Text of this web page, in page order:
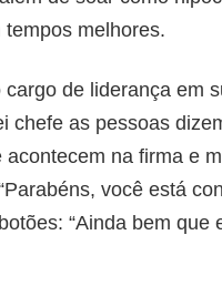
melhores.
de liderança em
chefe as pessoas
na firma e
você está
“Ainda bem que